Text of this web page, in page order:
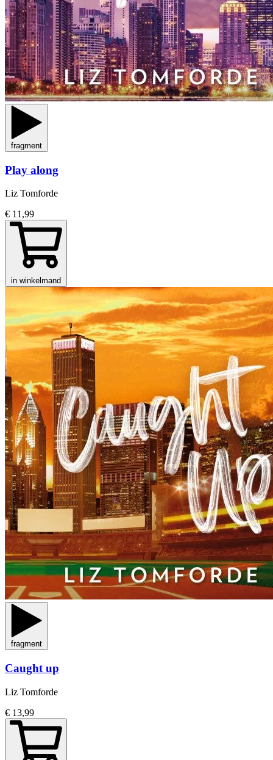
fragment
Play along
Liz Tomforde
€ 11,99
in winkelmand
fragment
Caught up
Liz Tomforde
€ 13,99